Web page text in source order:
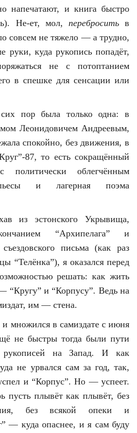
напечатают, и книга быстро
Не-ет, мол, переброситьв
совсем не тяжело — а трудно,
руки, куда рукопись попадёт,
не с потоптанием
в спешке для сенсации или
пор была только одна: в
Леонидовичем Андреевым,
спокойно, без движения, в
87, то есть сокращённый
политически облегчённым
и лагерная поэма
из эстонского Укрывища,
“Архипелага” и
письма (как раз
“Телёнка”), я оказался перед
решать: как жить
“Кругу” и “Корпусу”. Ведь на
им — стена.
множился в самиздате с июня
не быстры тогда были пути
рукописей на Запад. И как
не урвался сам за год, так,
и “Корпус”. Но — успеет.
пусть плывёт как плывёт, без
без всякой опеки и
— куда опаснее, и я сам буду